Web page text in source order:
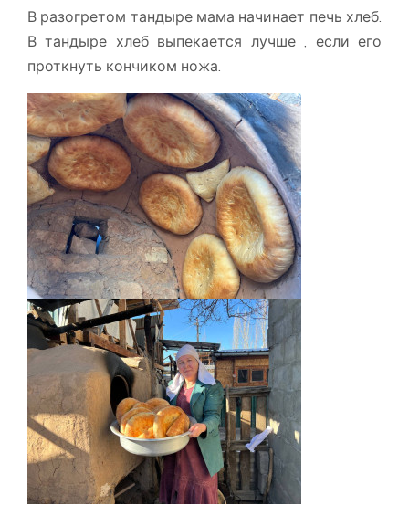
В разогретом тандыре мама начинает печь хлеб.
В тандыре хлеб выпекается лучше , если его
проткнуть кончиком ножа.